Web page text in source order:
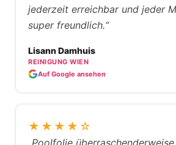
jederzeit erreichbar und jeder
super freundlich.“
Lisann Damhuis
REINIGUNG WIEN
Auf Google ansehen
★★★★☆
„Poolfolie